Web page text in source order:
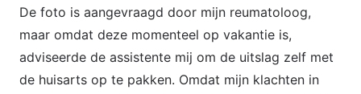
De foto is aangevraagd door mijn reumatoloog,
maar omdat deze momenteel op vakantie is,
adviseerde de assistente mij om de uitslag zelf met
de huisarts op te pakken. Omdat mijn klachten in